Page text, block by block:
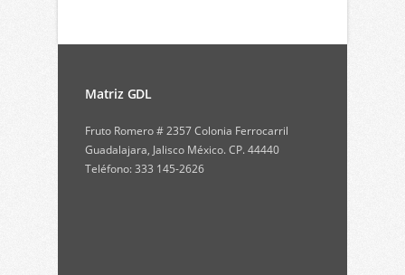
Matriz GDL
Fruto Romero # 2357 Colonia Ferrocarril
Guadalajara, Jalisco México. CP. 44440
Teléfono: 333 145-2626